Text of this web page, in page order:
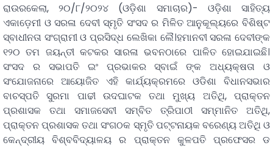
ରାଉରକେଲା, ୨୦/୮/୨୦୨୪ (ଓଡ଼ିଶା ସମାଚାର)- ଓଡ଼ିଶା ସାହିତ୍ୟ
ଏକାଡ଼େମୀ ଓ ସରଳା ଦେବୀ ସ୍ମୃତି ସଂସଦ ର ମିଳିତ ଆନୁକୂଲ୍ୟରେ ବିଶିଷ୍ଟ
ସ୍ବାଧୀନତା ସଂଗ୍ରାମୀ ଓ ପ୍ରସିଦ୍ଧ ଲେଖିକା ଲୈ।ହମାନବୀ ସରଳା ଦେବୀଙ୍କ
୧୨୦ ତମ ଜୟନ୍ତୀ କଟକର ସାରଳା ଭବନଠାରେ ପାଳିତ ହୋଇଯାଇଛି।
ସଂସଦ ର ସଭାପତି ଇଂ ପ୍ରଭାକର ସ୍ବାଇଁ ଙ୍କ ଅଧ୍ୟକ୍ଷତା ଓ
ସଂଯୋଜନାରେ ଆୟୋଜିତ ଏହି କାର୍ଯ୍ୟକ୍ରମରେ ଓଡିଶା ବିଧାନସଭାର
ବାଚସ୍ପତି ସୁରମା ପାଢୀ ଉଦଘାଟକ ତଥା ମୁଖ୍ୟ ଅତିଥି, ପ୍ରାକ୍ତନ
ପ୍ରଶାସକ ତଥା ସମାଜସେବୀ ସମ୍ବିତ ତ୍ରିପାଠୀ ସମ୍ମାନିତ ଅତିଥି,
ପ୍ରାକ୍ତନ ପ୍ରଶାସକ ତଥା ସଂଗଠକ ସ୍ମୃତି ପଟ୍ଟନାୟକ ବରେଣ୍ୟ ଅତିଥି ଓ
କେନ୍ଦ୍ରୀୟ ବିଶ୍ବବିଦ୍ୟାଳୟ ର ପ୍ରାକ୍ତନ କୁଳପତି ପ୍ରଫେସର ଡ